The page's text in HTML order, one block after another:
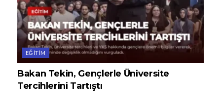
EĞITIM
Bakan Tekin, Gençlerle Üniversite
Tercihlerini Tartıştı